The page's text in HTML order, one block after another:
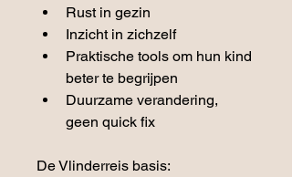
Rust in gezin
Inzicht in zichzelf
Praktische tools om hun kind
beter te begrijpen
Duurzame verandering,
geen quick fix
De Vlinderreis basis: